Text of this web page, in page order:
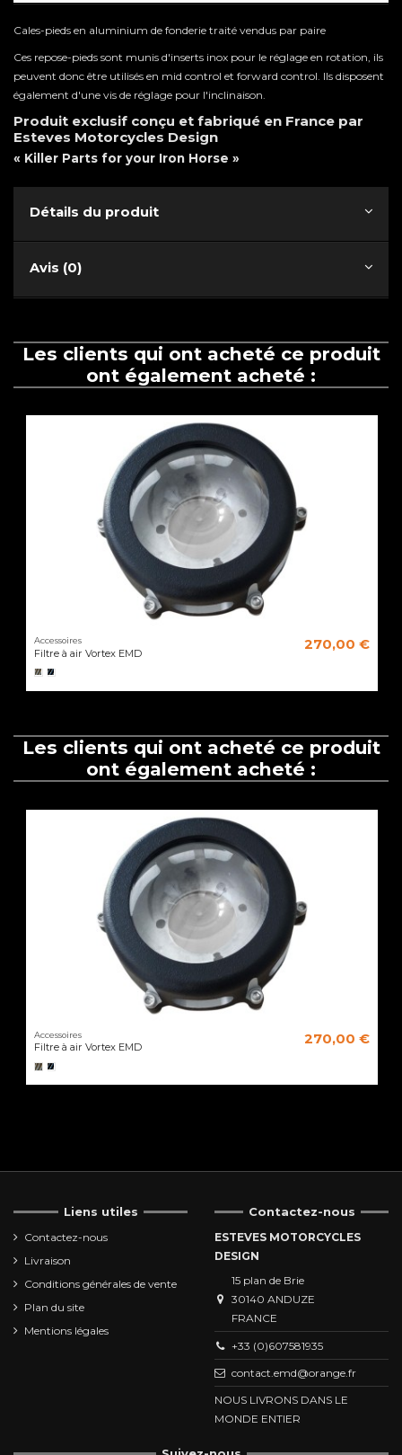
Cales-pieds en aluminium de fonderie traité vendus par paire
Ces repose-pieds sont munis d'inserts inox pour le réglage en rotation, ils
peuvent donc être utilisés en mid control et forward control. Ils disposent
également d'une vis de réglage pour l'inclinaison.
Produit exclusif conçu et fabriqué en France par
Esteves Motorcycles Design
« Killer Parts for your Iron Horse »
Détails du produit
Avis (0)
Les clients qui ont acheté ce produit
ont également acheté :
Accessoires
Filtre à air Vortex EMD
270,00 €
Les clients qui ont acheté ce produit
ont également acheté :
Accessoires
Filtre à air Vortex EMD
270,00 €
Liens utiles
Contactez-nous
Livraison
Conditions générales de vente
Plan du site
Mentions légales
Contactez-nous
ESTEVES MOTORCYCLES
DESIGN
15 plan de Brie
30140 ANDUZE
FRANCE
+33 (0)607581935
contact.emd@orange.fr
NOUS LIVRONS DANS LE
MONDE ENTIER